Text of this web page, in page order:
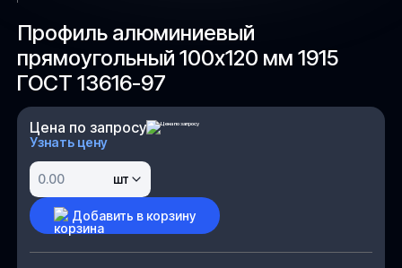
Профиль алюминиевый
прямоугольный 100х120 мм 1915
ГОСТ 13616-97
Цена по запросу
Узнать цену
шт
Добавить в корзину